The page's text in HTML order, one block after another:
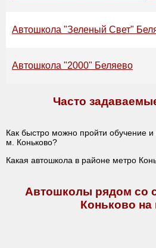
Автошкола "Зеленый Свет"
Автошкола "2000" Беляево
Часто
Как быстро можно пройти обучение
м. Коньково?
Какая автошкола в районе метро
Автошколы рядом со
Коньково на